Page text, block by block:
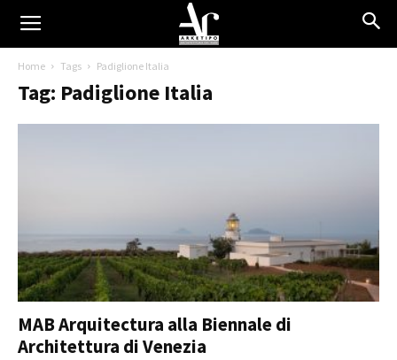
Home Tags Padiglione Italia
Tag: Padiglione Italia
MAB Arquitectura alla Biennale di
Architettura di Venezia